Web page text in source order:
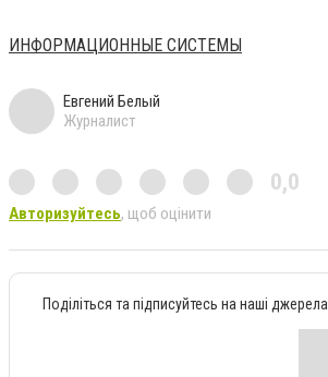
ИНФОРМАЦИОННЫЕ СИСТЕМЫ
Евгений Белый
Журналист
0,0
Авторизуйтесь, щоб оцінити
Поділіться та підписуйтесь на наші джерела